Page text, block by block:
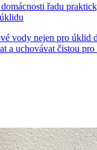
řadu
vody nejen pro úklid
a uchovávat čistou